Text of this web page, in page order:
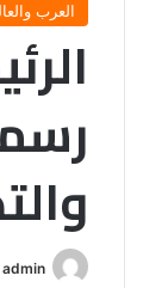
العرب
admin